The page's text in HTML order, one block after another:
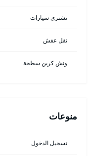
نشتري سيارات
نقل عفش
ونش كرين سطحة
منوعات
تسجيل الدخول